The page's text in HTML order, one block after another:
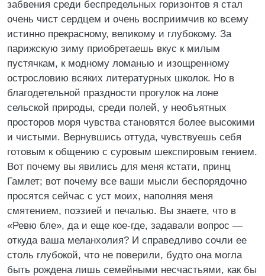
забвения среди беспредельных горизонтов я стал
очень чист сердцем и очень восприимчив ко всему
истинно прекрасному, великому и глубокому. За
парижскую зиму приобретаешь вкус к милым
пустячкам, к модному ломанью и изощренному
острословию всяких литературных школок. Но в
благодетельной праздности прогулок на лоне
сельской природы, среди полей, у необъятных
просторов моря чувства становятся более высокими
и чистыми. Вернувшись оттуда, чувствуешь себя
готовым к общению с суровым шекспировым гением.
Вот почему вы явились для меня кстати, принц
Гамлет; вот почему все ваши мысли беспорядочно
просятся сейчас с уст моих, наполняя меня
смятением, поэзией и печалью. Вы знаете, что в
«Ревю бле», да и еще кое-где, задавали вопрос —
откуда ваша меланхолия? И справедливо сочли ее
столь глубокой, что не поверили, будто она могла
быть рождена лишь семейными несчастьями, как бы